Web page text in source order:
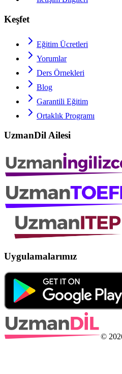
Keşfet
Eğitim Ücretleri
Yorumlar
Ders Örnekleri
Blog
Garantili Eğitim
Ortaklık Programı
UzmanDil Ailesi
Uygulamalarımız
©